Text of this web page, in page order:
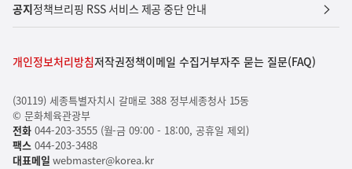
공지정책브리핑 RSS 서비스 제공 중단 안내
개인정보처리방침저작권정책이메일 수집거부자주 묻는 질문(FAQ)
(30119) 세종특별자치시 갈매로 388 정부세종청사 15동
© 문화체육관광부
전화044-203-3555 (월-금 09:00 - 18:00, 공휴일 제외)
팩스044-203-3488
대표메일 webmaster@korea.kr